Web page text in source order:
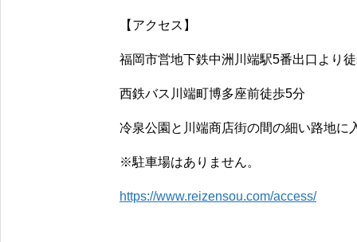
【アクセス】
福岡市営地下鉄中洲川端駅5番出口より
西鉄バス川端町博多座前徒歩5分
冷泉公園と川端商店街の間の細い路地に
※駐車場はありません。
https://www.reizensou.com/access/